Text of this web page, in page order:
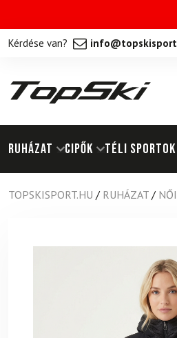
Kérdése van?
RUHÁZAT Cipők TÉLI SPORTOK
TOPSKISPORT.HU / RUHÁZAT /